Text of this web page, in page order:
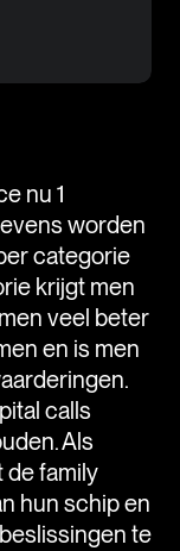
nu 1
worden
categorie
krijgt men
veel beter
en is men
calls
Als
de family
hun schip en
te